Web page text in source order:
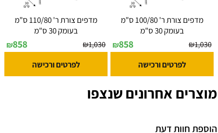
מדפים צורת ר' 100/80 ס"מ
בעומק 30 ס"מ
₪1,030
₪858
לפרטים ורכישה
מדפים צורת ר' 110/80 ס"מ
בעומק 30 ס"מ
₪1,030
₪858
לפרטים ורכישה
מוצרים אחרונים שנצפו
הוספת חוות דעת